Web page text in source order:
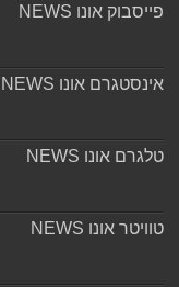
פייסבוק אונו NEWS
אינסטגרם אונו NEWS
טלגרם אונו NEWS
טוויטר אונו NEWS